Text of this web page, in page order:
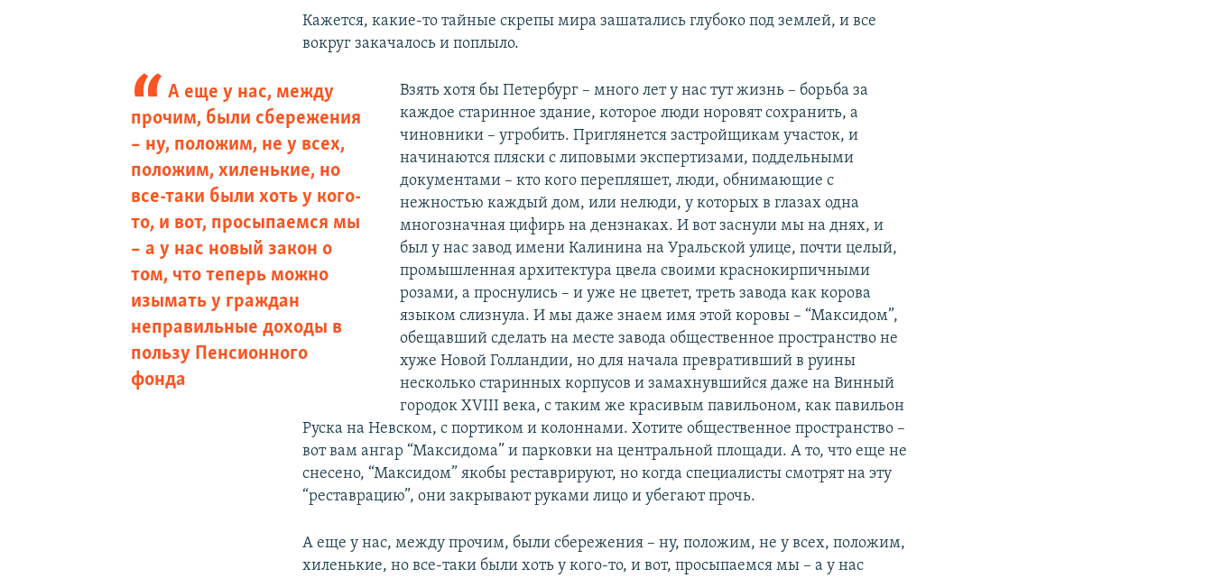
Кажется, какие-то тайные скрепы мира зашатались глубоко под землей, и все
вокруг закачалось и поплыло.
А еще у нас, между
прочим, были сбережения
– ну, положим, не у всех,
положим, хиленькие, но
все-таки были хоть у кого-
то, и вот, просыпаемся мы
– а у нас новый закон о
том, что теперь можно
изымать у граждан
неправильные доходы в
пользу Пенсионного
фонда
Взять хотя бы Петербург – много лет у нас тут жизнь – борьба за
каждое старинное здание, которое люди норовят сохранить, а
чиновники – угробить. Приглянется застройщикам участок, и
начинаются пляски с липовыми экспертизами, поддельными
документами – кто кого перепляшет, люди, обнимающие с
нежностью каждый дом, или нелюди, у которых в глазах одна
многозначная цифирь на дензнаках. И вот заснули мы на днях, и
был у нас завод имени Калинина на Уральской улице, почти целый,
промышленная архитектура цвела своими краснокирпичными
розами, а проснулись – и уже не цветет, треть завода как корова
языком слизнула. И мы даже знаем имя этой коровы – “Максидом”,
обещавший сделать на месте завода общественное пространство не
хуже Новой Голландии, но для начала превративший в руины
несколько старинных корпусов и замахнувшийся даже на Винный
городок XVIII века, с таким же красивым павильоном, как павильон
Руска на Невском, с портиком и колоннами. Хотите общественное пространство –
вот вам ангар “Максидома” и парковки на центральной площади. А то, что еще не
снесено, “Максидом” якобы реставрируют, но когда специалисты смотрят на эту
“реставрацию”, они закрывают руками лицо и убегают прочь.
А еще у нас, между прочим, были сбережения – ну, положим, не у всех, положим,
хиленькие, но все-таки были хоть у кого-то, и вот, просыпаемся мы – а у нас